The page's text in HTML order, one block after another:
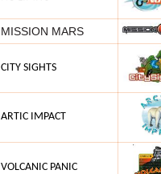
MISSION MARS
CITY SIGHTS
ARTIC IMPACT
VOLCANIC PANIC